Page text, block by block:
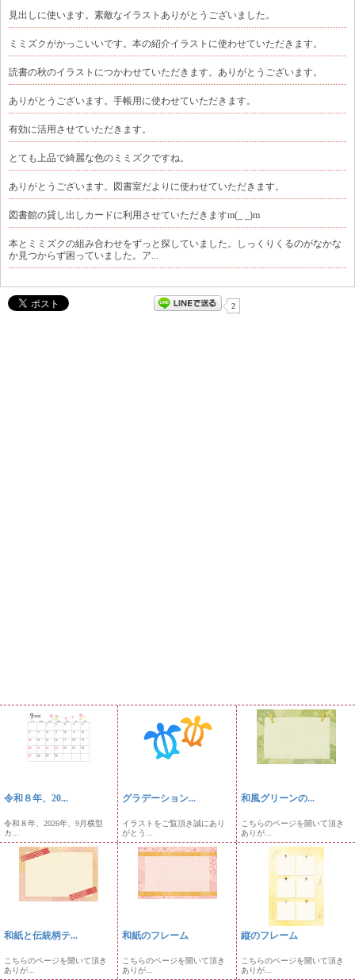
見出しに使います。素敵なイラストありがとうございました。
ミミズクがかっこいいです。本の紹介イラストに使わせていただきます。
読書の秋のイラストにつかわせていただきます。ありがとうございます。
ありがとうございます。手帳用に使わせていただきます。
有効に活用させていただきます。
とても上品で綺麗な色のミミズクですね。
ありがとうございます。図書室だよりに使わせていただきます。
図書館の貸し出しカードに利用させていただきますm(_ _)m
本とミミズクの組み合わせをずっと探していました。しっくりくるのがなかな
か見つからず困っていました。ア...
2
令和８年、20...
令和８年、2026年、9月横型
カ...
グラデーション...
イラストをご覧頂き誠にあり
がとう...
和風グリーンの...
こちらのページを開いて頂き
ありが...
和紙と伝統柄テ...
こちらのページを開いて頂き
ありが...
和紙のフレーム
こちらのページを開いて頂き
ありが...
縦のフレーム
こちらのページを開いて頂き
ありが...